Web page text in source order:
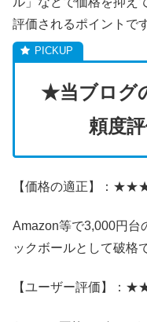
評価されるポイントです
★当ブログ
頼度
【価格の適正】：
Amazon等で3,000円台
ックボールとして破格
【ユーザー評価】：